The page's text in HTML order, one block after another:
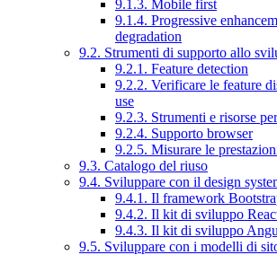
9.1.3. Mobile first
9.1.4. Progressive
degradation
9.2. Strumenti di supporto allo
9.2.1. Feature detection
9.2.2. Verificare le feature
use
9.2.3. Strumenti e risorse
9.2.4. Supporto browser
9.2.5. Misurare le
9.3. Catalogo del riuso
9.4. Sviluppare con il design
9.4.1. Il framework
9.4.2. Il kit di sviluppo
9.4.3. Il kit di sviluppo
9.5. Sviluppare con i modelli di